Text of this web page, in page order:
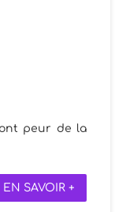
peur de la
EN SAVOIR +